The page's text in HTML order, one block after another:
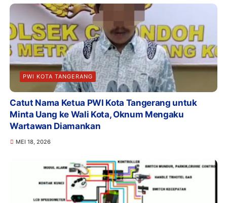
PWI KOTA TANGERANG
Catut Nama Ketua PWI Kota Tangerang untuk
Minta Uang ke Wali Kota, Oknum Mengaku
Wartawan Diamankan
MEI 18, 2026